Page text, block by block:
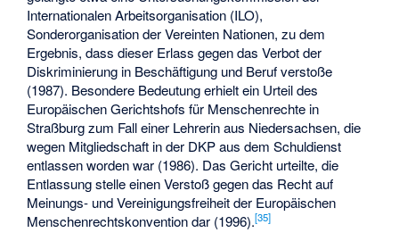
Internationalen Arbeitsorganisation (ILO),
Sonderorganisation der Vereinten Nationen, zu dem
Ergebnis, dass dieser Erlass gegen das Verbot der
Diskriminierung in Beschäftigung und Beruf verstoße
(1987). Besondere Bedeutung erhielt ein Urteil des
Europäischen Gerichtshofs für Menschenrechte in
Straßburg zum Fall einer Lehrerin aus Niedersachsen, die
wegen Mitgliedschaft in der DKP aus dem Schuldienst
entlassen worden war (1986). Das Gericht urteilte, die
Entlassung stelle einen Verstoß gegen das Recht auf
Meinungs- und Vereinigungsfreiheit der Europäischen
Menschenrechtskonvention dar (1996).[35]